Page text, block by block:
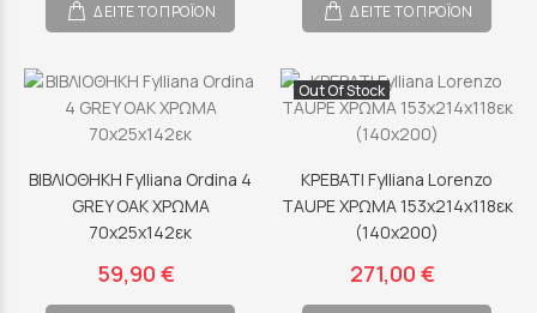
ΔΕΙΤΕ ΤΟ ΠΡΟΪΟΝ ΔΕΙΤΕ ΤΟ ΠΡΟΪΟΝ
ΒΙΒΛΙΟΘΗΚΗ Fylliana Ordina 4
GREY OAK ΧΡΩΜΑ
70x25x142εκ
59,90 €
Out Of Stock
ΚΡΕΒΑΤΙ Fylliana Lorenzo
TAUPE ΧΡΩΜΑ 153x214x118εκ
(140x200)
271,00 €